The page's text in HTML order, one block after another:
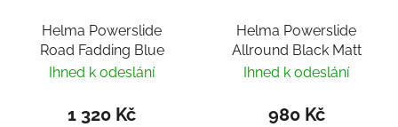
Helma Powerslide
Road Fadding Blue
Ihned k odeslání
1 320 Kč
Helma Powerslide
Allround Black Matt
Ihned k odeslání
980 Kč